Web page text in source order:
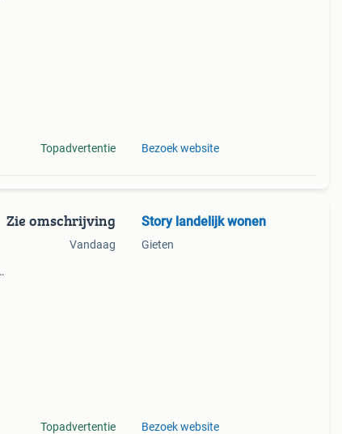
Topadvertentie Bezoek website
Zie omschrijving
Vandaag
Topadvertentie
Story landelijk wonen
Gieten
Bezoek website